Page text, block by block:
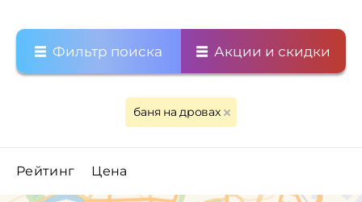
Фильтр поиска Акции и скидки
баня на дровах
Рейтинг Цена